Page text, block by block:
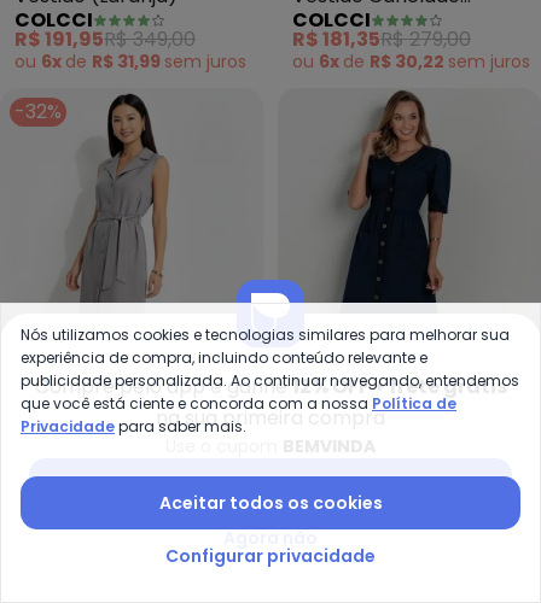
COLCCI
R$ 191,95R$ 349,00
ou 6x de R$ 31,99 sem juros
(Vermelho)
COLCCI
R$ 181,35R$ 279,00
ou 6x de R$ 30,22 sem juros
-32%
Quintess - Vestido (Cinza) em
Vestido (Cinza) em com
Aspecto de Linho
QUINTESS
R$ 169,99 R$ 249,99
ou5xdeR$ 33,99semjuros
Vestido (Azul) com
Bolsos
ROSALIE
A partir de
ou6xdeR$ 29,99semjuros
Compre pelo app e ganhe12% OFF + frete grátis
na sua primeira compra
Nós utilizamos cookies e tecnologias similares para melhorar sua
experiência de compra, incluindo conteúdo relevante e
publicidade personalizada. Ao continuar navegando, entendemos
que você está ciente e concorda com a nossa Política de
Privacidadepara saber mais.
Aceitar todos os cookies
Configurar privacidade